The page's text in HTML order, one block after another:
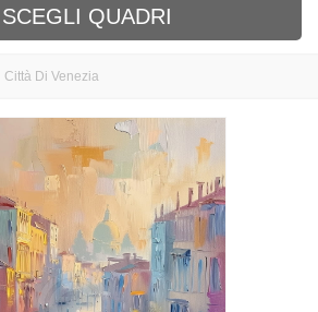
SCEGLI QUADRI
Città Di Venezia